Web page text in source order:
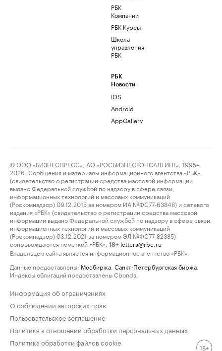
РБК
Компании
РБК Курсы
Школа
управления
РБК
РБК
Новости
iOS
Android
AppGallery
© ООО «БИЗНЕСПРЕСС», АО «РОСБИЗНЕСКОНСАЛТИНГ», 1995–
2026. Сообщения и материалы информационного агентства «РБК»
(свидетельство о регистрации средства массовой информации
выдано Федеральной службой по надзору в сфере связи,
информационных технологий и массовых коммуникаций
(Роскомнадзор) 09.12.2015 за номером ИА №ФС77-63848) и сетевого
издания «РБК» (свидетельство о регистрации средства массовой
информации выдано Федеральной службой по надзору в сфере связи,
информационных технологий и массовых коммуникаций
(Роскомнадзор) 03.12.2021 за номером ЭЛ №ФС77-82385)
сопровождаются пометкой «РБК».
18+ letters@rbc.ru
Владельцем сайта является информационное агентство «РБК».
Данные предоставлены: Мосбиржа Санкт-Петербургская биржа
Индексы облигаций предоставлены Cbonds.
Информация об ограничениях
О соблюдении авторских прав
Пользовательское соглашение
Политика в отношении обработки персональных данных
Политика обработки файлов cookie
18+